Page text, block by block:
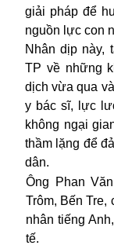
giải pháp để
nguồn lực con
Nhân dịp này,
TP về những
dịch vừa qua
y bác sĩ, lực
không ngại
thầm lặng để
dân.
Ông Phan
Trôm, Bến Tre,
nhân tiếng
tế.